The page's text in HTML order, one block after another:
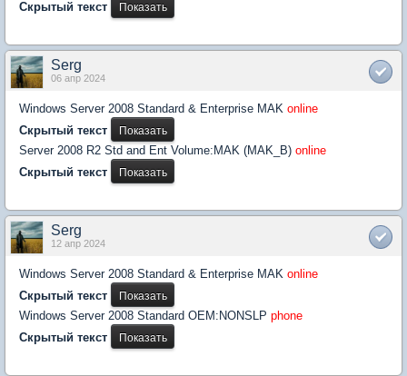
Скрытый текст
Serg
06 апр 2024
Windows Server 2008 Standard & Enterprise MAK online
Скрытый текст
Server 2008 R2 Std and Ent Volume:MAK (MAK_B) online
Скрытый текст
Serg
12 апр 2024
Windows Server 2008 Standard & Enterprise MAK online
Скрытый текст
Windows Server 2008 Standard OEM:NONSLP phone
Скрытый текст